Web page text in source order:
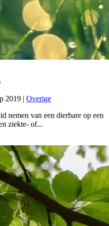
2019 | Overige
nemen van een dierbare op een
ziekte- of...